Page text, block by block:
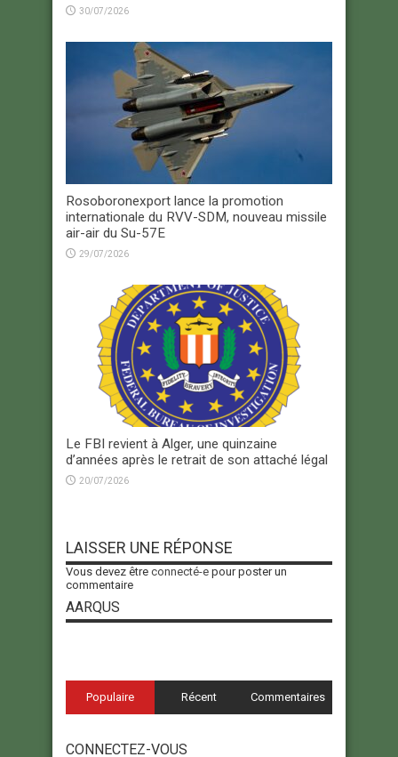
30/07/2026
Rosoboronexport lance la promotion
internationale du RVV-SDM, nouveau missile
air-air du Su-57E
29/07/2026
Le FBI revient à Alger, une quinzaine
d’années après le retrait de son attaché légal
20/07/2026
LAISSER UNE RÉPONSE
Vous devez être connecté-e pour poster un
commentaire
AARQUS
Populaire Récent Commentaires
CONNECTEZ-VOUS